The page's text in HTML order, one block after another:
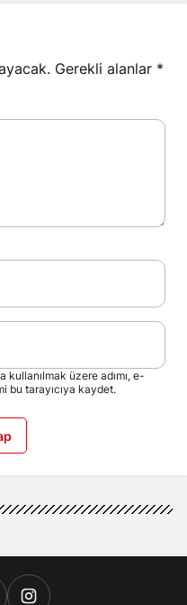
Gerekli alanlar *
kullanılmak üzere adımı, e-
bu tarayıcıya kaydet.